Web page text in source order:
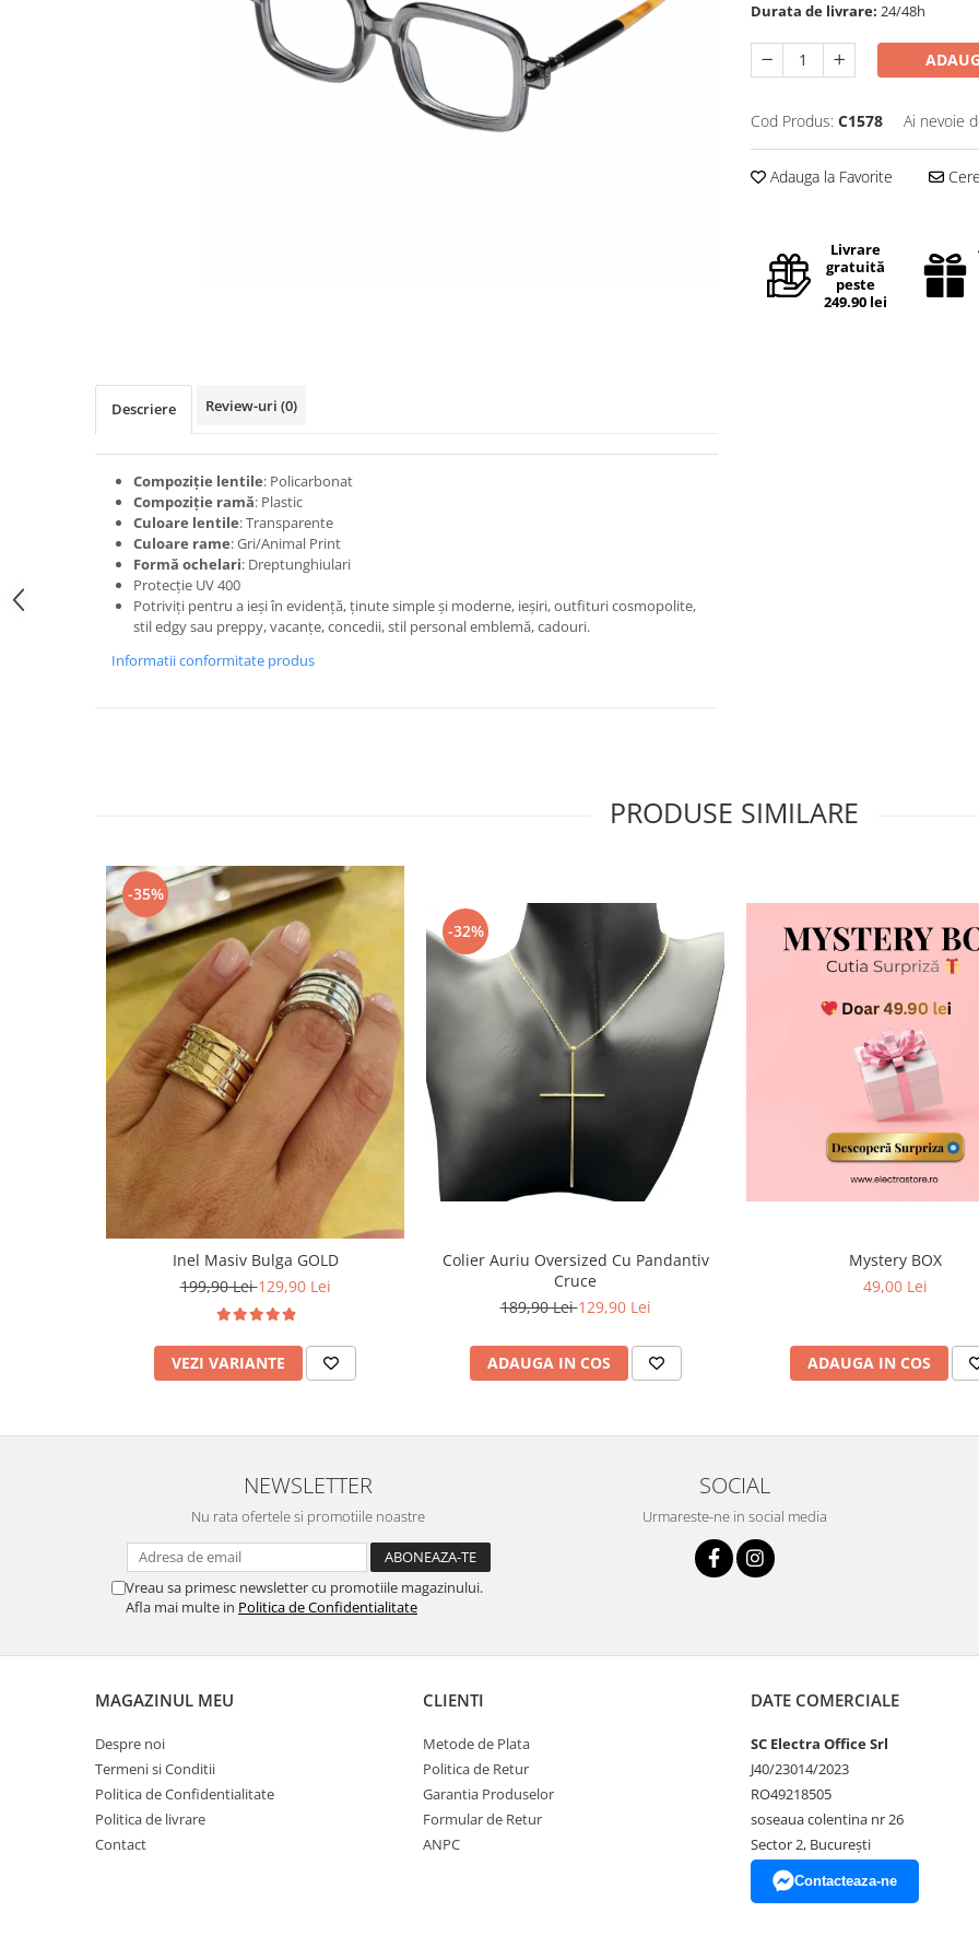
Durata de livrare: 24/48h
Cod Produs: C1578 Ai nevoie
Adauga la Favorite
Livrare
gratuită
peste
249.90 lei
Descriere Review-uri (0)
Compoziție lentile: Policarbonat
Compoziție ramă: Plastic
Culoare lentile: Transparente
Culoare rame: Gri/Animal Print
Formă ochelari: Dreptunghiulari
Protecție UV 400
Potriviți pentru a ieși în evidență, ținute simple și moderne, ieșiri, outfituri cosmopolite,
stil edgy sau preppy, vacanțe, concedii, stil personal emblemă, cadouri.
Informatii conformitate produs
PRODUSE SIMILARE
-35%
Inel Masiv Bulga GOLD
199,90 Lei129,90 Lei
VEZI VARIANTE
-32%
Colier Auriu Oversized Cu Pandantiv
Cruce
189,90 Lei129,90 Lei
ADAUGA IN COS
Mystery BOX
49,00 Lei
ADAUGA IN COS
NEWSLETTER
Nu rata ofertele si promotiile noastre
Vreau sa primesc newsletter cu promotiile magazinului.
Afla mai multe in Politica de Confidentialitate
SOCIAL
Urmareste-ne in social media
MAGAZINUL MEU
Despre noi
Termeni si Conditii
Politica de Confidentialitate
Politica de livrare
Contact
CLIENTI
Metode de Plata
Politica de Retur
Garantia Produselor
Formular de Retur
ANPC
DATE COMERCIALE
SC Electra Office Srl
J40/23014/2023
RO49218505
soseaua colentina nr 26
Sector 2, București
Contacteaza-ne